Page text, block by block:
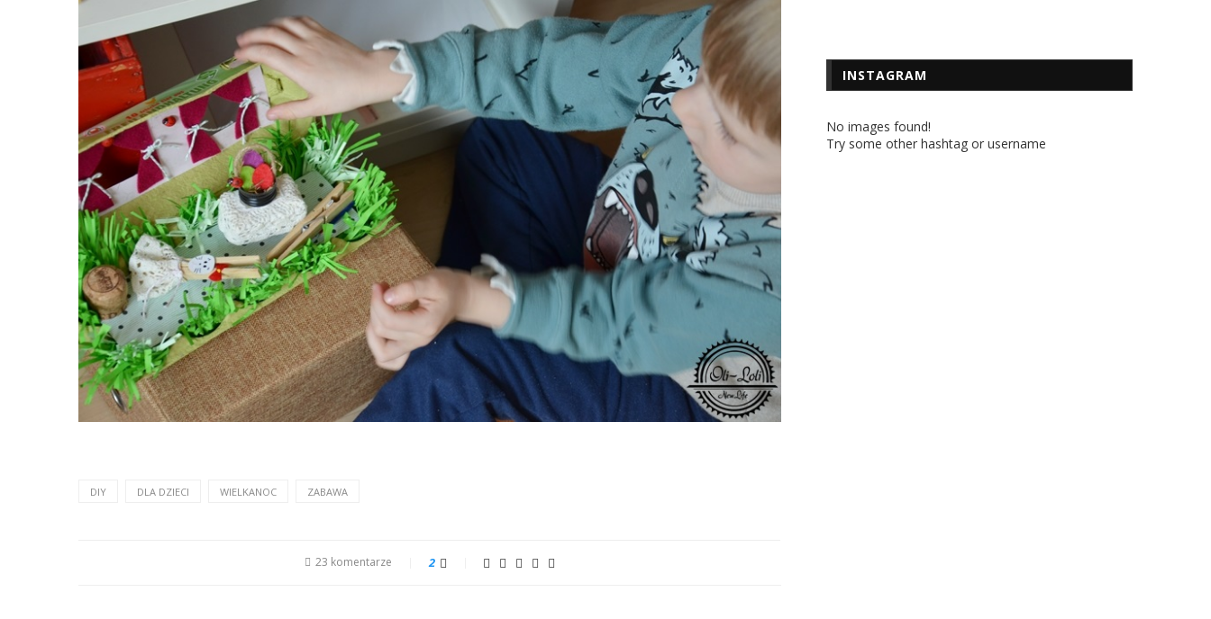
DIY DLA DZIECI WIELKANOC ZABAWA
23 komentarze 2
INSTAGRAM
No images found!
Try some other hashtag or username